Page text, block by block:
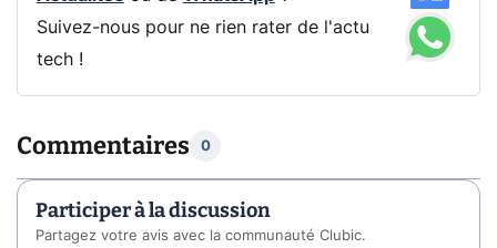
Suivez-nous pour ne rien rater de l'actu
tech !
Commentaires 0
Participer à la discussion
Partagez votre avis avec la communauté Clubic.